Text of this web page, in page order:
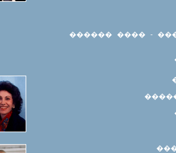
��� ��� ����,
���